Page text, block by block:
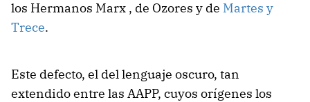
los Hermanos Marx , de Ozores y de Martes y
Trece.
Este defecto, el del lenguaje oscuro, tan
extendido entre las AAPP, cuyos orígenes los